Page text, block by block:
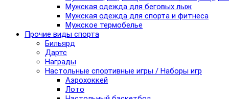
Мужская одежда для беговых лыж
Мужская одежда для спорта и фитнеса
Мужское термобелье
Прочие виды спорта
Бильярд
Дартс
Награды
Настольные спортивные игры / Наборы игр
Аэрохоккей
Лото